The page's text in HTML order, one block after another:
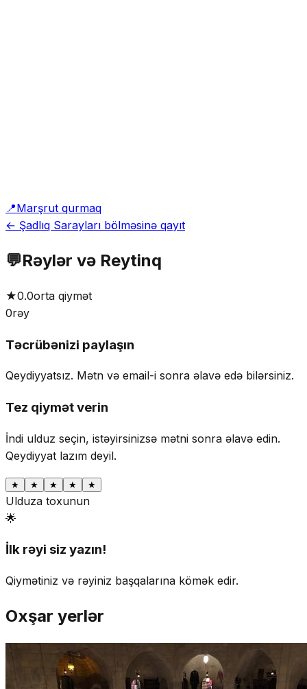
📍Marşrut qurmaq
← Şadlıq Sarayları bölməsinə qayıt
💬Rəylər və Reytinq
★0.0orta qiymət
0rəy
Təcrübənizi paylaşın
Qeydiyyatsız. Mətn və email-i sonra əlavə edə bilərsiniz.
Tez qiymət verin
İndi ulduz seçin, istəyirsinizsə mətni sonra əlavə edin.
Qeydiyyat lazım deyil.
★ ★ ★ ★ ★
Ulduza toxunun
🌟
İlk rəyi siz yazın!
Qiymətiniz və rəyiniz başqalarına kömək edir.
Oxşar yerlər